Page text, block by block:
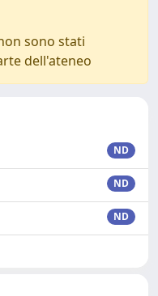
sono stati
dell'ateneo
ND
ND
ND